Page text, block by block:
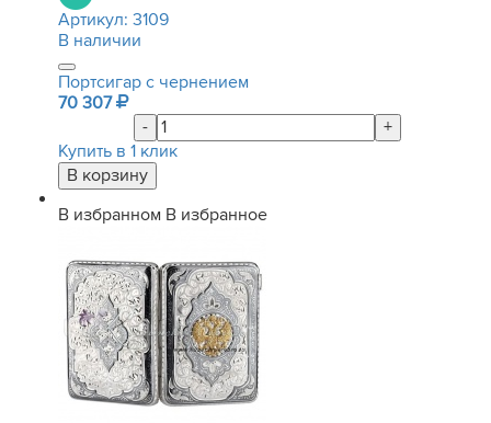
Артикул: 3109
В наличии
Портсигар с чернением
70 307
-
+
Купить в 1 клик
В избранном В избранное